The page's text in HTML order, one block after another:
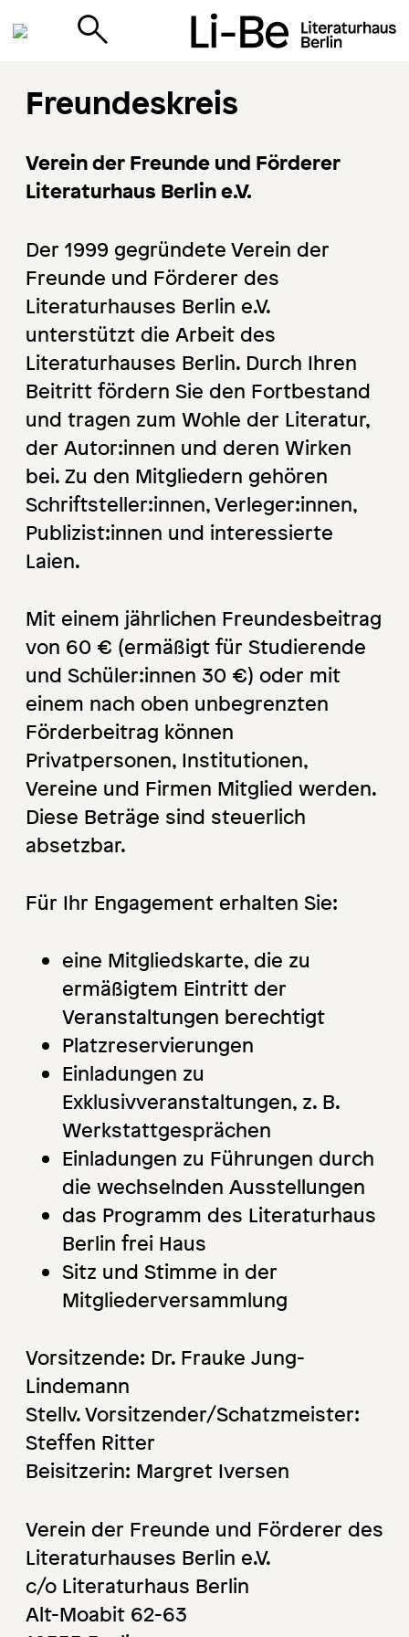
Freundeskreis
Verein der Freunde und Förderer
Literaturhaus Berlin e.V.
Der 1999 gegründete Verein der
Freunde und Förderer des
Literaturhauses Berlin e.V.
unterstützt die Arbeit des
Literaturhauses Berlin. Durch Ihren
Beitritt fördern Sie den Fortbestand
und tragen zum Wohle der Literatur,
der Autor:innen und deren Wirken
bei. Zu den Mitgliedern gehören
Schriftsteller:innen, Verleger:innen,
Publizist:innen und interessierte
Laien.
Mit einem jährlichen Freundesbeitrag
von 60 € (ermäßigt für Studierende
und Schüler:innen 30 €) oder mit
einem nach oben unbegrenzten
Förderbeitrag können
Privatpersonen, Institutionen,
Vereine und Firmen Mitglied werden.
Diese Beträge sind steuerlich
absetzbar.
Für Ihr Engagement erhalten Sie:
eine Mitgliedskarte, die zu
ermäßigtem Eintritt der
Veranstaltungen berechtigt
Platzreservierungen
Einladungen zu
Exklusivveranstaltungen, z. B.
Werkstattgesprächen
Einladungen zu Führungen durch
die wechselnden Ausstellungen
das Programm des Literaturhaus
Berlin frei Haus
Sitz und Stimme in der
Mitgliederversammlung
Vorsitzende: Dr. Frauke Jung-
Lindemann
Stellv. Vorsitzender/Schatzmeister:
Steffen Ritter
Beisitzerin: Margret Iversen
Verein der Freunde und Förderer des
Literaturhauses Berlin e.V.
c/o Literaturhaus Berlin
Alt-Moabit 62-63